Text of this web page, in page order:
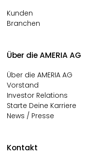
Kunden
Branchen
Über die AMERIA AG
Über die AMERIA AG
Vorstand
Investor Relations
Starte Deine Karriere
News / Presse
Kontakt